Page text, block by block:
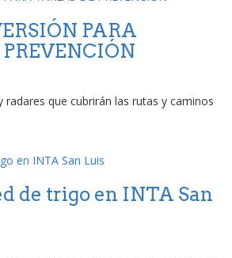
PARA
radares que cubrirán las rutas y caminos
de trigo en INTA San